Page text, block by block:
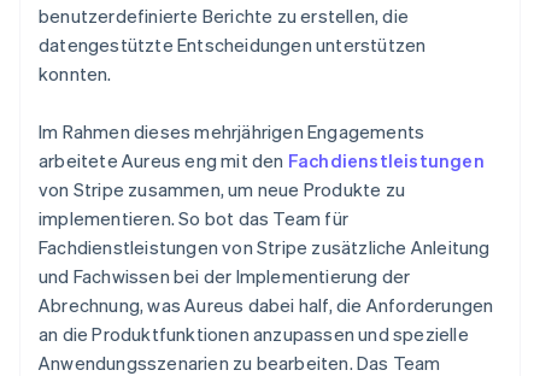
benutzerdefinierte Berichte zu erstellen, die
datengestützte Entscheidungen unterstützen
konnten.
Im Rahmen dieses mehrjährigen Engagements
arbeitete Aureus eng mit den Fachdienstleistungen
von Stripe zusammen, um neue Produkte zu
implementieren. So bot das Team für
Fachdienstleistungen von Stripe zusätzliche Anleitung
und Fachwissen bei der Implementierung der
Abrechnung, was Aureus dabei half, die Anforderungen
an die Produktfunktionen anzupassen und spezielle
Anwendungsszenarien zu bearbeiten. Das Team